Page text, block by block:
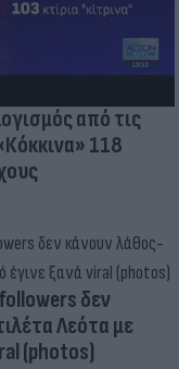
από τις
118
δεν
Λεότα με
(photos)